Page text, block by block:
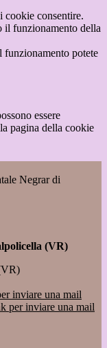
cookie consentire.
il funzionamento della
funzionamento potete
essere
pagina della cookie
Negrar di
(VR)
inviare una mail
per inviare una mail